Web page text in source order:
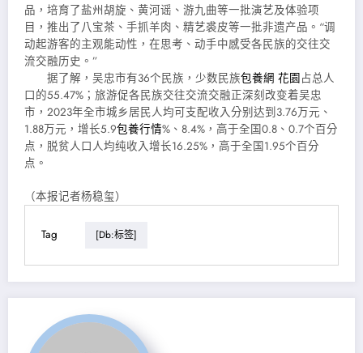
品，培育了盐州胡旋、黄河谣、游九曲等一批演艺及体验项
目，推出了八宝茶、手抓羊肉、精艺裘皮等一批非遗产品。“调
动起游客的主观能动性，在思考、动手中感受各民族的交往交
流交融历史。”
据了解，吴忠市有36个民族，少数民族包養網 花園 占总人
口的55.47%；旅游促各民族交往交流交融正深刻改变着吴忠
市，2023年全市城乡居民人均可支配收入分别达到3.76万元、
1.88万元，增长5.9包養行情%、8.4%，高于全国0.8、0.7个百分
点，脱贫人口人均纯收入增长16.25%，高于全国1.95个百分
点。
（本报记者杨稳玺）
Tag [db:标签]